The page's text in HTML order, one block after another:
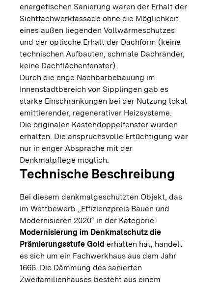
energetischen Sanierung waren der Erhalt der
Sichtfachwerkfassade ohne die Möglichkeit
eines außen liegenden Vollwärmeschutzes
und der optische Erhalt der Dachform (keine
technischen Aufbauten, schmale Dachränder,
keine Dachflächenfenster).
Durch die enge Nachbarbebauung im
Innenstadtbereich von Sipplingen gab es
starke Einschränkungen bei der Nutzung lokal
emittierender, regenerativer Heizsysteme.
Die originalen Kastendoppelfenster wurden
erhalten. Die anspruchsvolle Ertüchtigung war
nur in enger Absprache mit der
Denkmalpflege möglich.
Technische Beschreibung
Bei diesem denkmalgeschützten Objekt, das
im Wettbewerb „Effizienzpreis Bauen und
Modernisieren 2020“ in der Kategorie:
Modernisierung im Denkmalschutz die
Prämierungsstufe Gold erhalten hat, handelt
es sich um ein Fachwerkhaus aus dem Jahr
1666. Die Dämmung des sanierten
Zweifamilienhauses besteht aus einem